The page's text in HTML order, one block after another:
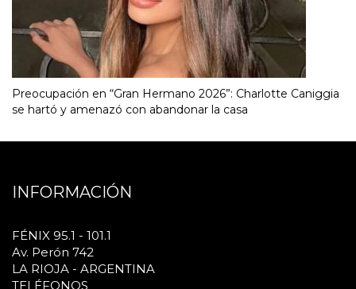
Preocupación en “Gran Hermano 2026”: Charlotte Caniggia
se hartó y amenazó con abandonar la casa
INFORMACIÓN
FÉNIX 95.1 - 101.1
Av. Perón 742
LA RIOJA - ARGENTINA
TELÉFONOS